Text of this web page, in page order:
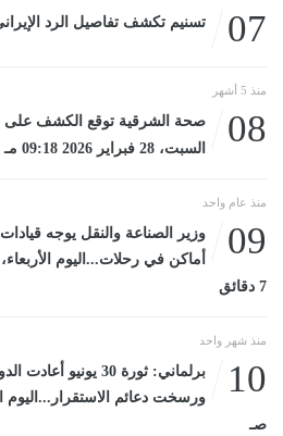
07 تسنيم تكشف تفاصيل الرد
منذ 5 أشهر
08
السبت، 28 فبراير 2026 09:18 مـ
منذ عام واحد
09
وزير الصناعة والنقل يوجه
7 دقائق
منذ شهر واحد
10
برلماني: ثورة 30
صـ